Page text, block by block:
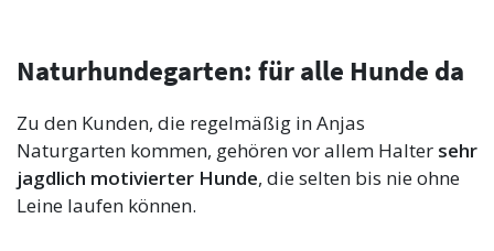
Naturhundegarten: für alle Hunde da
Zu den Kunden, die regelmäßig in Anjas
Naturgarten kommen, gehören vor allem Halter sehr
jagdlich motivierter Hunde, die selten bis nie ohne
Leine laufen können.